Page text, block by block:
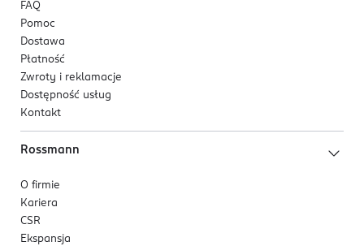
FAQ
Pomoc
Dostawa
Płatność
Zwroty i reklamacje
Dostępność usług
Kontakt
Rossmann
O firmie
Kariera
CSR
Ekspansja